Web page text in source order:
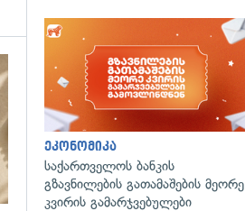
ეკონომიკა
საქართველოს ბანკის
გზავნილების გათამაშების მეორე
კვირის გამარჯვებულები